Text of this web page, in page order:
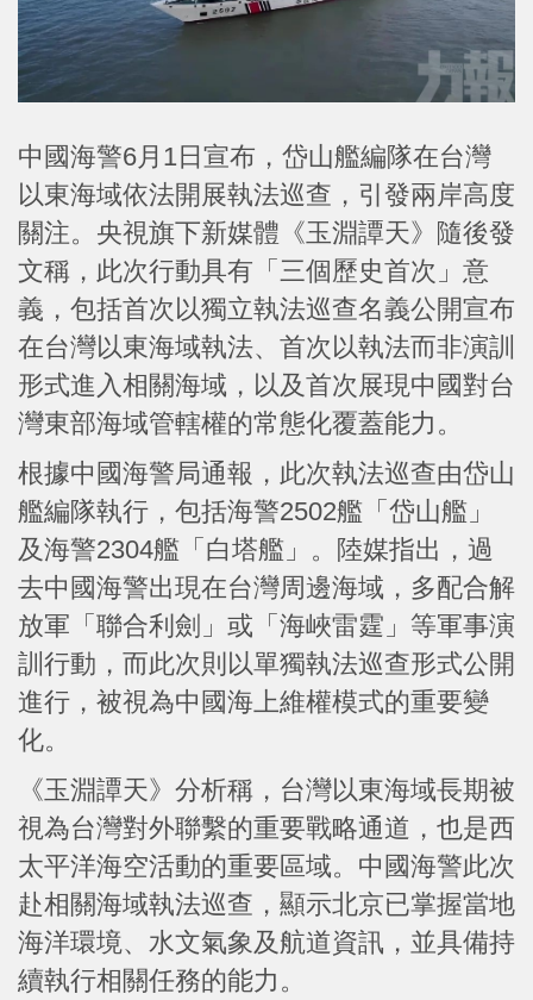
中國海警6月1日宣布，岱山艦編隊在台灣
以東海域依法開展執法巡查，引發兩岸高度
關注。央視旗下新媒體《玉淵譚天》隨後發
文稱，此次行動具有「三個歷史首次」意
義，包括首次以獨立執法巡查名義公開宣布
在台灣以東海域執法、首次以執法而非演訓
形式進入相關海域，以及首次展現中國對台
灣東部海域管轄權的常態化覆蓋能力。
根據中國海警局通報，此次執法巡查由岱山
艦編隊執行，包括海警2502艦「岱山艦」
及海警2304艦「白塔艦」。陸媒指出，過
去中國海警出現在台灣周邊海域，多配合解
放軍「聯合利劍」或「海峽雷霆」等軍事演
訓行動，而此次則以單獨執法巡查形式公開
進行，被視為中國海上維權模式的重要變
化。
《玉淵譚天》分析稱，台灣以東海域長期被
視為台灣對外聯繫的重要戰略通道，也是西
太平洋海空活動的重要區域。中國海警此次
赴相關海域執法巡查，顯示北京已掌握當地
海洋環境、水文氣象及航道資訊，並具備持
續執行相關任務的能力。